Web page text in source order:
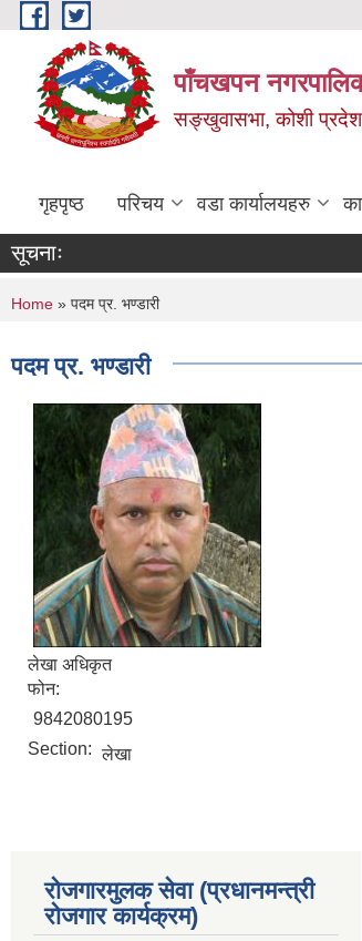
Skip to main content
पाँचखपन
सङ्खु‍वासभा, कोशी
गृहपृष्ठ परिचय वडा कार्यालयहरु
सूचनाः
You are here
Home » पदम प्र. भण्डारी
पदम प्र. भण्डारी
लेखा अधिकृत
फोन:
9842080195
Section: लेखा
रोजगारमुलक सेवा (प्रधानमन्त्री
रोजगार कार्यक्रम)